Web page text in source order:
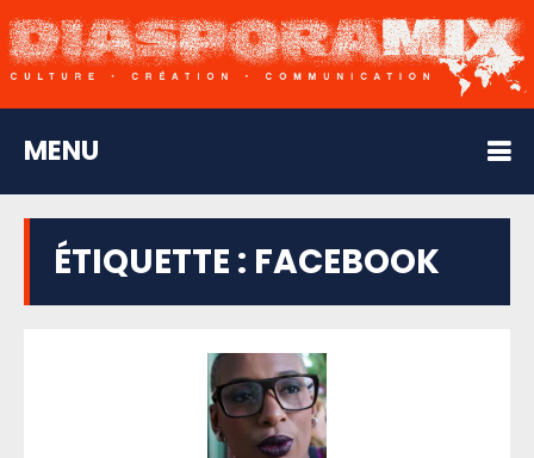
MENU
ÉTIQUETTE : FACEBOOK